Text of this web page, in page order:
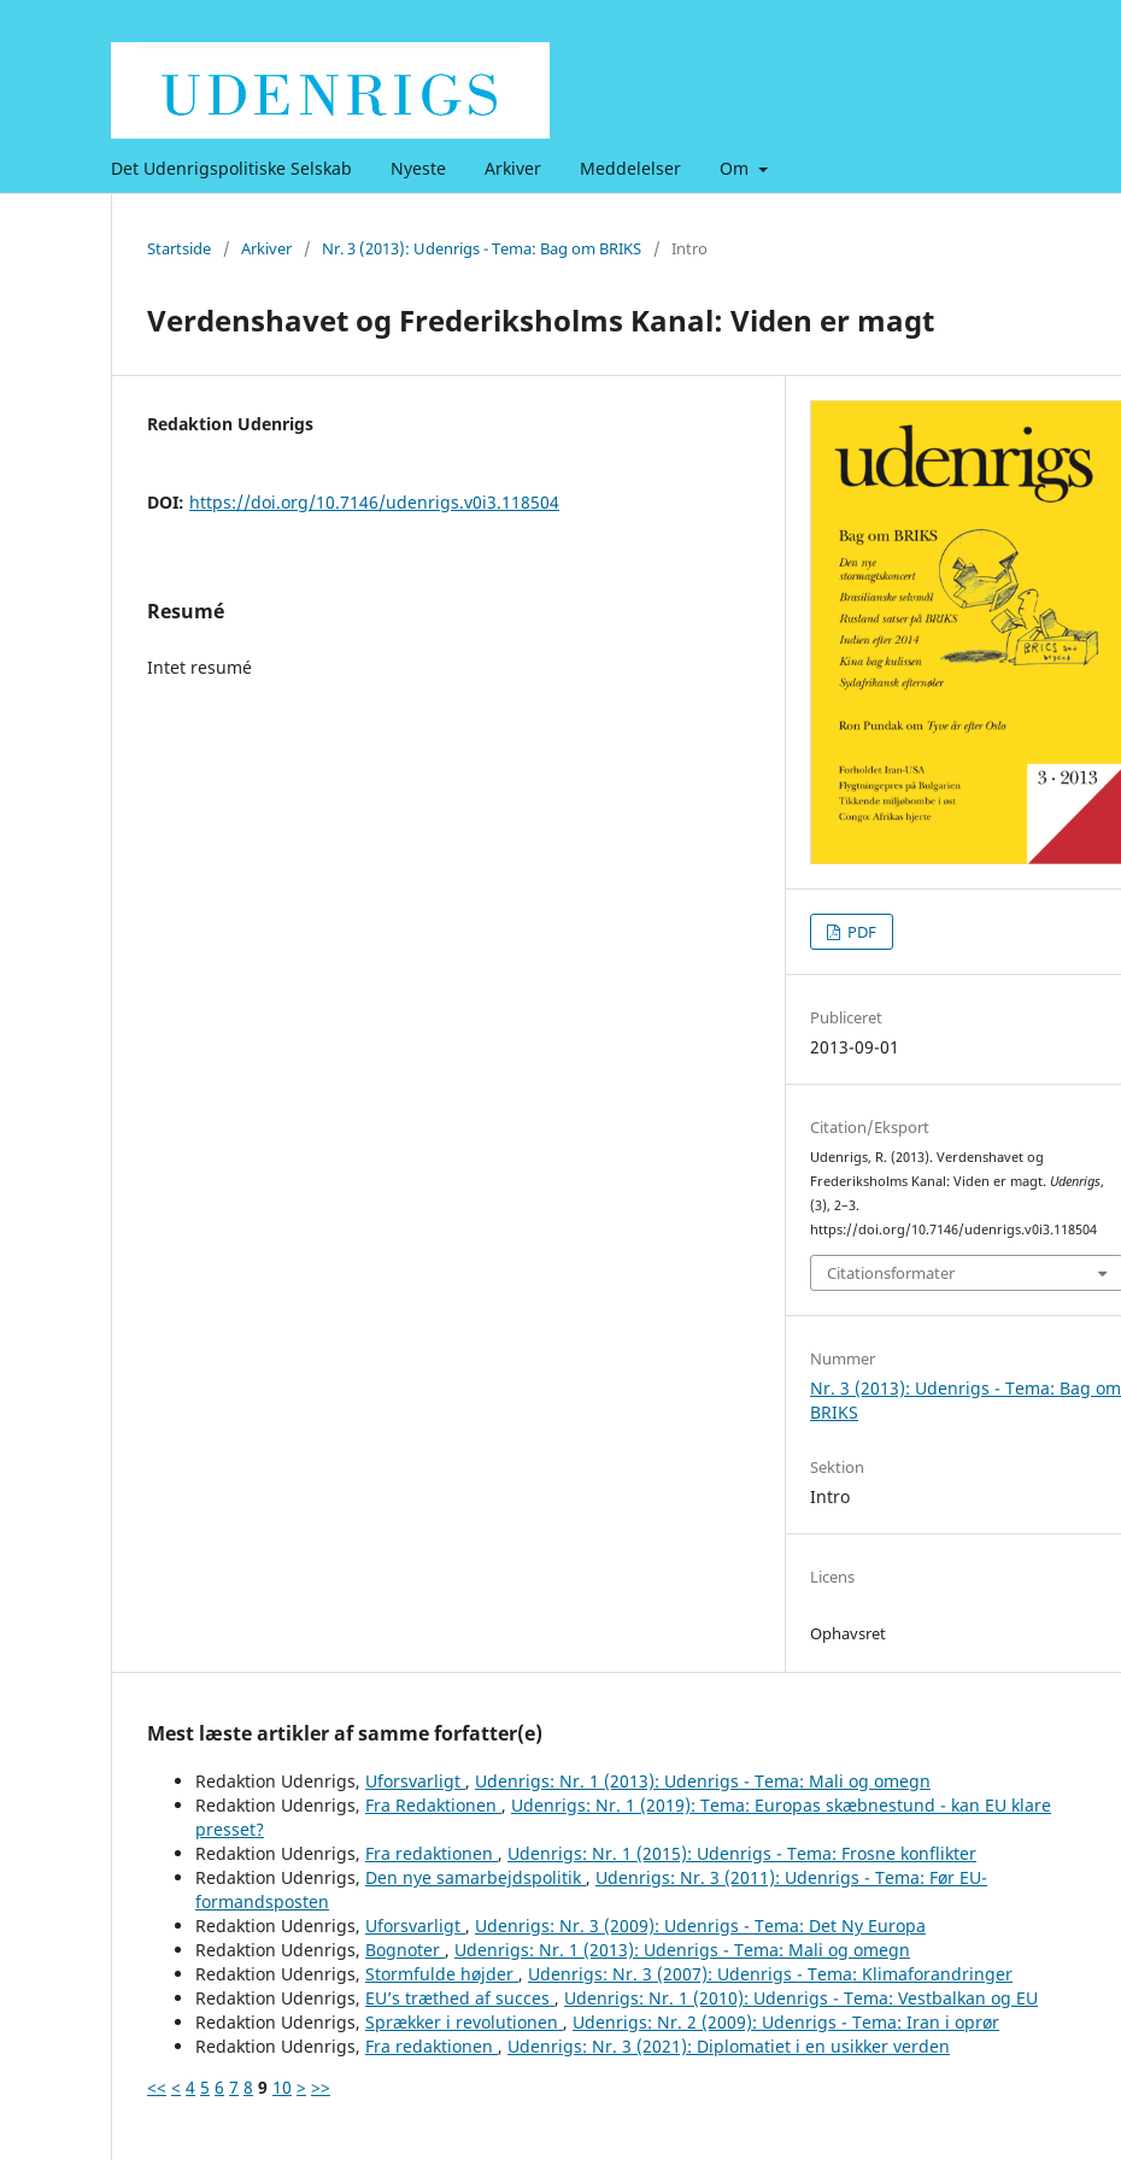
Det Udenrigspolitiske Selskab Nyeste Arkiver Meddelelser Om
Startside / Arkiver / Nr. 3 (2013): Udenrigs - Tema: Bag om BRIKS / Intro
Verdenshavet og Frederiksholms Kanal: Viden er magt
Redaktion Udenrigs
DOI: https://doi.org/10.7146/udenrigs.v0i3.118504
Resumé
Intet resumé
PDF
Publiceret
2013-09-01
Citation/Eksport
Udenrigs, R. (2013). Verdenshavet og
Frederiksholms Kanal: Viden er magt. Udenrigs,
(3), 2–3.
https://doi.org/10.7146/udenrigs.v0i3.118504
Citationsformater
Nummer
Nr. 3 (2013): Udenrigs - Tema: Bag om
BRIKS
Sektion
Intro
Licens
Ophavsret
Mest læste artikler af samme forfatter(e)
Redaktion Udenrigs, Uforsvarligt , Udenrigs: Nr. 1 (2013): Udenrigs - Tema: Mali og omegn
Redaktion Udenrigs, Fra Redaktionen , Udenrigs: Nr. 1 (2019): Tema: Europas skæbnestund - kan EU klare
presset?
Redaktion Udenrigs, Fra redaktionen , Udenrigs: Nr. 1 (2015): Udenrigs - Tema: Frosne konflikter
Redaktion Udenrigs, Den nye samarbejdspolitik , Udenrigs: Nr. 3 (2011): Udenrigs - Tema: Før EU-
formandsposten
Redaktion Udenrigs, Uforsvarligt , Udenrigs: Nr. 3 (2009): Udenrigs - Tema: Det Ny Europa
Redaktion Udenrigs, Bognoter , Udenrigs: Nr. 1 (2013): Udenrigs - Tema: Mali og omegn
Redaktion Udenrigs, Stormfulde højder , Udenrigs: Nr. 3 (2007): Udenrigs - Tema: Klimaforandringer
Redaktion Udenrigs, EU’s træthed af succes , Udenrigs: Nr. 1 (2010): Udenrigs - Tema: Vestbalkan og EU
Redaktion Udenrigs, Sprækker i revolutionen , Udenrigs: Nr. 2 (2009): Udenrigs - Tema: Iran i oprør
Redaktion Udenrigs, Fra redaktionen , Udenrigs: Nr. 3 (2021): Diplomatiet i en usikker verden
<< < 4 5 6 7 8 9 10 > >>